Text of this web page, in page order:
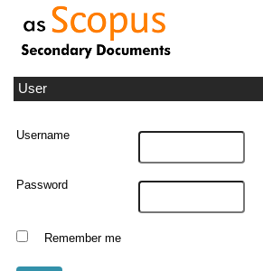
User
Username
Password
Remember me